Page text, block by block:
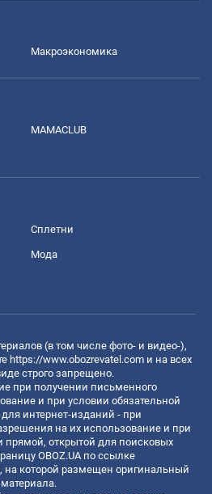
Mакроэкономика
MAMACLUB
Сплетни
Мода
(в том числе фото- и видео-),
https://www.obozrevatel.com и на всех
строго запрещено.
при получении письменного
и при условии обязательной
интернет-изданий - при
на их использование и при
открытой для поисковых
OBOZ.UA по ссылке
, на которой размещен оригинальный